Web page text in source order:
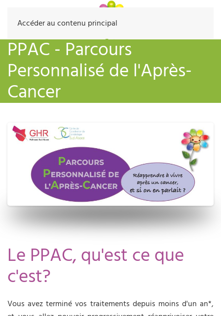
Accéder au contenu principal
PPAC - Parcours
Personnalisé de l'Après-
Cancer
Le PPAC, qu'est ce que
c'est?
Vous avez terminé vos traitements depuis moins d'un an*,